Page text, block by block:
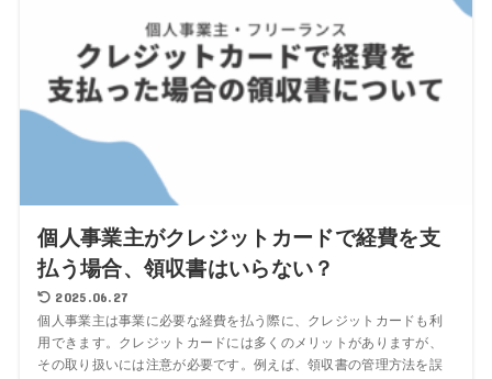
個人事業主がクレジットカードで経費を支
払う場合、領収書はいらない？
2025.06.27
個人事業主は事業に必要な経費を払う際に、クレジットカードも利
用できます。クレジットカードには多くのメリットがありますが、
その取り扱いには注意が必要です。例えば、領収書の管理方法を誤